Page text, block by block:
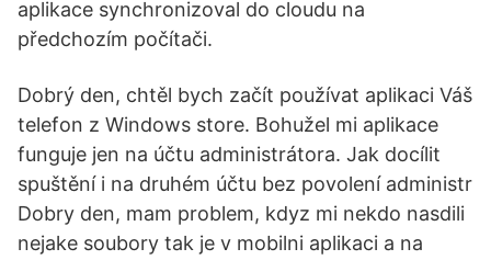
aplikace synchronizoval do cloudu na
předchozím počítači.
Dobrý den, chtěl bych začít používat aplikaci Váš
telefon z Windows store. Bohužel mi aplikace
funguje jen na účtu administrátora. Jak docílit
spuštění i na druhém účtu bez povolení administr
Dobry den, mam problem, kdyz mi nekdo nasdili
nejake soubory tak je v mobilni aplikaci a na